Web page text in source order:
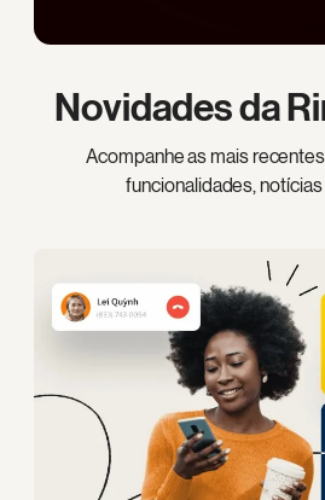
Novidades da
Acompanhe as mais
funcionalidades, notícias